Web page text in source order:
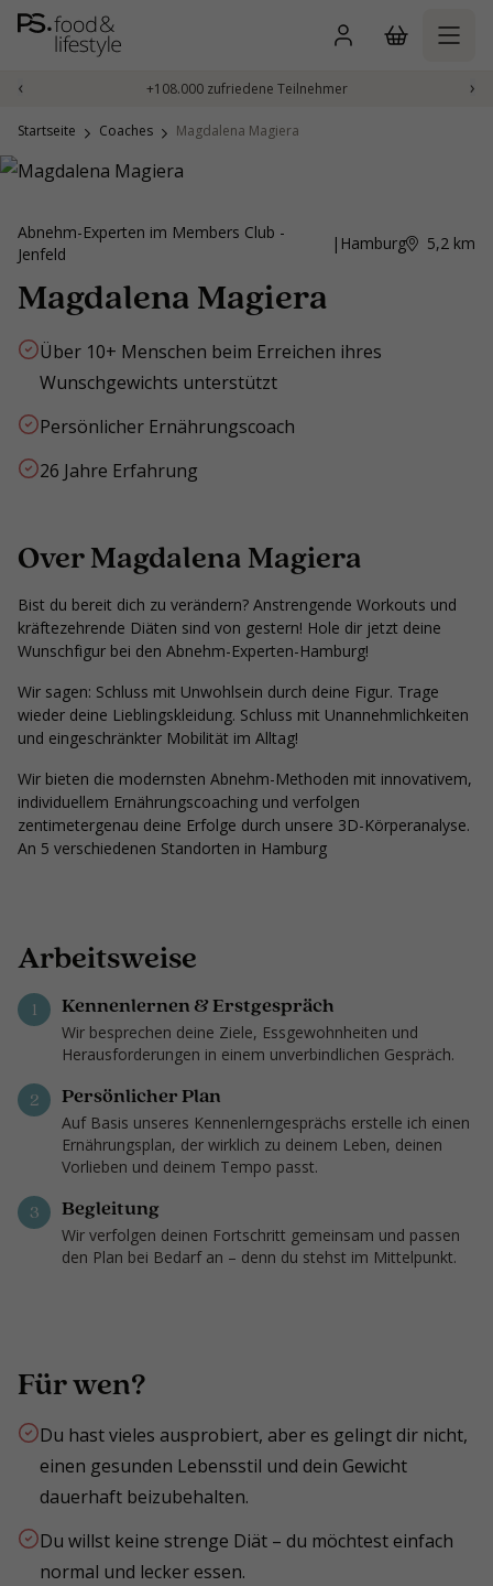
Zum
Inhalt
springen
‹ +108.000 zufriedene Teilnehmer ›
Startseite Coaches Magdalena Magiera
Abnehm-Experten im Members Club -
Jenfeld
| Hamburg 5,2 km
Magdalena Magiera
Über 10+ Menschen beim Erreichen ihres
Wunschgewichts unterstützt
Persönlicher Ernährungscoach
26 Jahre Erfahrung
Over Magdalena Magiera
Bist du bereit dich zu verändern? Anstrengende Workouts und
kräftezehrende Diäten sind von gestern! Hole dir jetzt deine
Wunschfigur bei den Abnehm-Experten-Hamburg!
Wir sagen: Schluss mit Unwohlsein durch deine Figur. Trage
wieder deine Lieblingskleidung. Schluss mit Unannehmlichkeiten
und eingeschränkter Mobilität im Alltag!
Wir bieten die modernsten Abnehm-Methoden mit innovativem,
individuellem Ernährungscoaching und verfolgen
zentimetergenau deine Erfolge durch unsere 3D-Körperanalyse.
An 5 verschiedenen Standorten in Hamburg
Arbeitsweise
1 Kennenlernen & Erstgespräch
Wir besprechen deine Ziele, Essgewohnheiten und
Herausforderungen in einem unverbindlichen Gespräch.
2 Persönlicher Plan
Auf Basis unseres Kennenlerngesprächs erstelle ich einen
Ernährungsplan, der wirklich zu deinem Leben, deinen
Vorlieben und deinem Tempo passt.
3 Begleitung
Wir verfolgen deinen Fortschritt gemeinsam und passen
den Plan bei Bedarf an – denn du stehst im Mittelpunkt.
Für wen?
Du hast vieles ausprobiert, aber es gelingt dir nicht,
einen gesunden Lebensstil und dein Gewicht
dauerhaft beizubehalten.
Du willst keine strenge Diät – du möchtest einfach
normal und lecker essen.